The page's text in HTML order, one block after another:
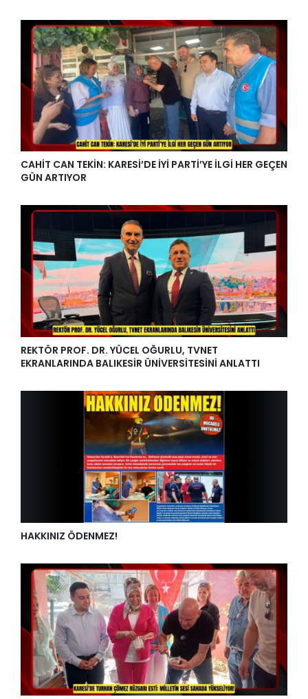
CAHİT CAN TEKİN: KARESİ’DE İYİ PARTİ’YE İLGİ HER GEÇEN
GÜN ARTIYOR
REKTÖR PROF. DR. YÜCEL OĞURLU, TVNET
EKRANLARINDA BALIKESİR ÜNİVERSİTESİNİ ANLATTI
HAKKINIZ ÖDENMEZ!